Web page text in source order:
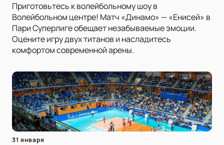
Приготовьтесь к волейбольному шоу в
Волейбольном центре! Матч «Динамо» — «Енисей» в
Пари Суперлиге обещает незабываемые эмоции.
Оцените игру двух титанов и насладитесь
комфортом современной арены.
31 января